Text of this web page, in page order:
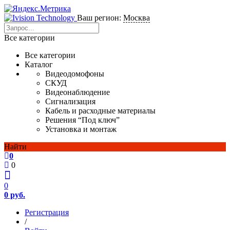
Ваш регион: Москва
Все категории
Все категории
Каталог
Видеодомофоны
СКУД
Видеонаблюдение
Сигнализация
Кабель и расходные материалы
Решения “Под ключ”
Установка и монтаж
Найти
0
0
0
0 руб.
Регистрация
/